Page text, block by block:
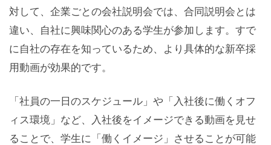
対して、企業ごとの会社説明会では、合同説明会とは
違い、自社に興味関心のある学生が参加します。すで
に自社の存在を知っているため、より具体的な新卒採
用動画が効果的です。
「社員の一日のスケジュール」や「入社後に働くオフ
ィス環境」など、入社後をイメージできる動画を見せ
ることで、学生に「働くイメージ」させることが可能